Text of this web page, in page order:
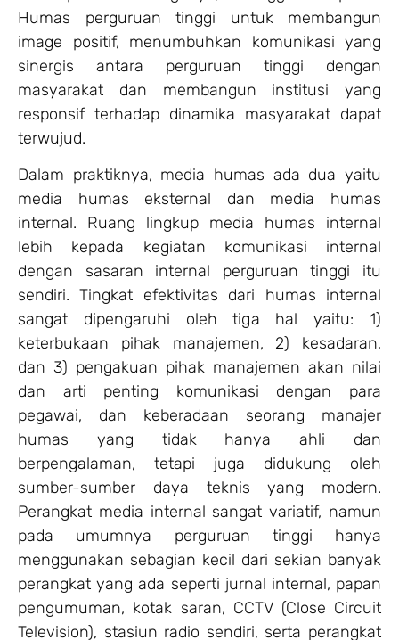
Humas perguruan tinggi untuk membangun
image positif, menumbuhkan komunikasi yang
sinergis antara perguruan tinggi dengan
masyarakat dan membangun institusi yang
responsif terhadap dinamika masyarakat dapat
terwujud.
Dalam praktiknya, media humas ada dua yaitu
media humas eksternal dan media humas
internal. Ruang lingkup media humas internal
lebih kepada kegiatan komunikasi internal
dengan sasaran internal perguruan tinggi itu
sendiri. Tingkat efektivitas dari humas internal
sangat dipengaruhi oleh tiga hal yaitu: 1)
keterbukaan pihak manajemen, 2) kesadaran,
dan 3) pengakuan pihak manajemen akan nilai
dan arti penting komunikasi dengan para
pegawai, dan keberadaan seorang manajer
humas yang tidak hanya ahli dan
berpengalaman, tetapi juga didukung oleh
sumber-sumber daya teknis yang modern.
Perangkat media internal sangat variatif, namun
pada umumnya perguruan tinggi hanya
menggunakan sebagian kecil dari sekian banyak
perangkat yang ada seperti jurnal internal, papan
pengumuman, kotak saran, CCTV (Close Circuit
Television), stasiun radio sendiri, serta perangkat